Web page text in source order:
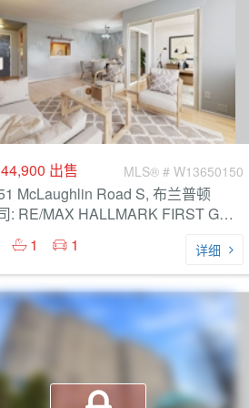
出售 MLS® # W13650150
McLaughlin Road S, 布兰普顿
经纪公司: RE/MAX HALLMARK FIRST GROUP REALTY LTD.
1 1 详细